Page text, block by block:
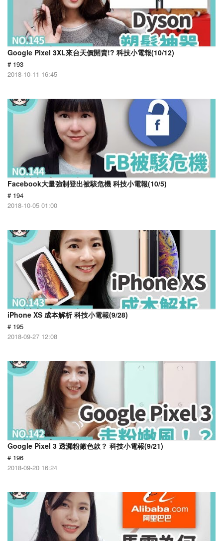
Google Pixel 3XL來台天價開賣!? 科技小電報(10/12)
# 193
2018-10-11 16:45
Facebook大量強制登出被駭危機 科技小電報(10/5)
# 194
2018-10-05 01:00
iPhone XS 成本解析 科技小電報(9/28)
# 195
2018-09-27 12:08
Google Pixel 3 透漏粉嫩色款？ 科技小電報(9/21)
# 196
2018-09-20 16:24